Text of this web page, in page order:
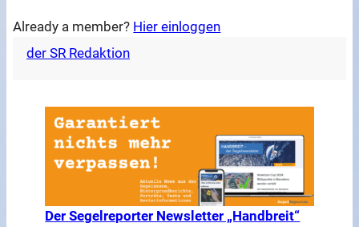
Already a member? Hier einloggen
der SR Redaktion
Der Segelreporter Newsletter „Handbreit“